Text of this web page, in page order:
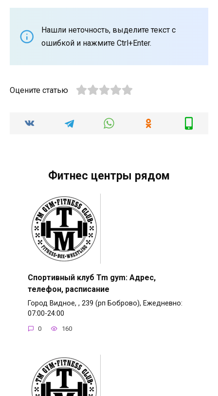
Нашли неточность, выделите текст с
ошибкой и нажмите Ctrl+Enter.
Оцените статью
Фитнес центры рядом
Спортивный клуб Tm gym: Адрес,
телефон, расписание
Город Видное, , 239 (рп Боброво), Ежедневно:
07:00-24:00
0 160